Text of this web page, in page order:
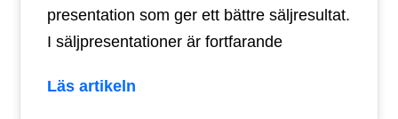
presentation som ger ett bättre säljresultat.
I säljpresentationer är fortfarande
Läs artikeln